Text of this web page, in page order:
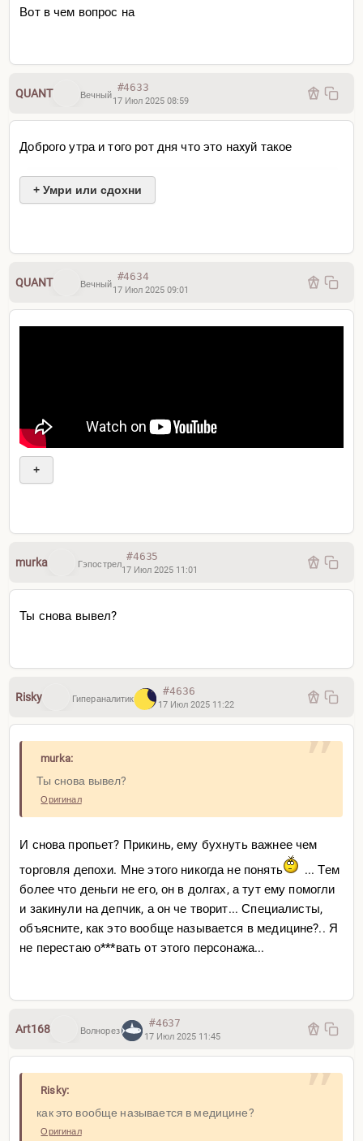
Вот в чем вопрос на
QUANT Вечный
#4633
17 Июл 2025 08:59
Доброго утра и того рот дня что это наxyй такое
+ Умри или сдохни
QUANT Вечный
#4634
17 Июл 2025 09:01
+
murka Гэпострел
#4635
17 Июл 2025 11:01
Ты снова вывел?
Risky Гипераналитик
#4636
17 Июл 2025 11:22
murka:
Ты снова вывел?
Оригинал
И снова пропьет? Прикинь, ему бухнуть важнее чем
торговля депохи. Мне этого никогда не понять
... Тем
более что деньги не его, он в долгах, а тут ему помогли
и закинули на депчик, а он че творит... Специалисты,
объясните, как это вообще называется в медицине?.. Я
не перестаю о***вать от этого персонажа...
Art168 Волнорез
#4637
17 Июл 2025 11:45
Risky:
как это вообще называется в медицине?
Оригинал